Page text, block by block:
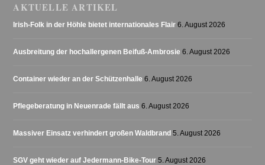
AKTUELLE ARTIKEL
Irish-Folk in der Höhle bietet internationales Flair 6. August 2026
Ausbreitung der hochallergenen Beifuß-Ambrosie 6. August 2026
Container wieder an der Schützenhalle 6. August 2026
Pflegeberatung in Neuenrade fällt aus 6. August 2026
Massiver Einsatz verhindert großen Waldbrand 5. August 2026
SGV geht wieder auf Jedermann-Bike-Tour 5. August 2026